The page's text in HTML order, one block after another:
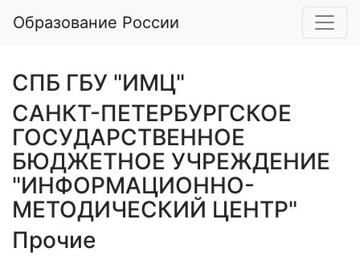
Образование России
СПБ ГБУ "ИМЦ"
САНКТ-ПЕТЕРБУРГСКОЕ
ГОСУДАРСТВЕННОЕ
БЮДЖЕТНОЕ УЧРЕЖДЕНИЕ
"ИНФОРМАЦИОННО-
МЕТОДИЧЕСКИЙ ЦЕНТР"
Прочие